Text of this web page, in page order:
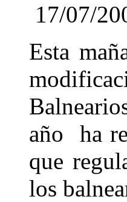
17/07/
Esta
año ha
que
los